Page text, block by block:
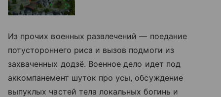
Из прочих военных развлечений — поедание
потустороннего риса и вызов подмоги из
захваченных додзё. Военное дело идет под
аккомпанемент шуток про усы, обсуждение
выпуклых частей тела локальных богинь и